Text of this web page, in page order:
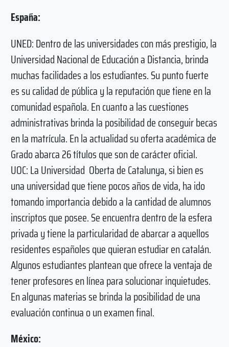
España:
UNED: Dentro de las universidades con más prestigio, la
Universidad Nacional de Educación a Distancia, brinda
muchas facilidades a los estudiantes. Su punto fuerte
es su calidad de pública y la reputación que tiene en la
comunidad española. En cuanto a las cuestiones
administrativas brinda la posibilidad de conseguir becas
en la matrícula. En la actualidad su oferta académica de
Grado abarca 26 títulos que son de carácter oficial.
UOC: La Universidad Oberta de Catalunya, si bien es
una universidad que tiene pocos años de vida, ha ido
tomando importancia debido a la cantidad de alumnos
inscriptos que posee. Se encuentra dentro de la esfera
privada y tiene la particularidad de abarcar a aquellos
residentes españoles que quieran estudiar en catalán.
Algunos estudiantes plantean que ofrece la ventaja de
tener profesores en línea para solucionar inquietudes.
En algunas materias se brinda la posibilidad de una
evaluación continua o un examen final.
México: